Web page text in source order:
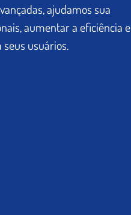
ajudamos sua
aumentar a eficiência e
usuários.